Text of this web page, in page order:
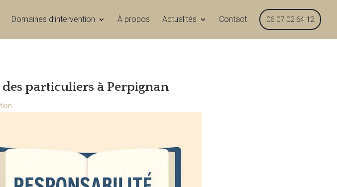
Domaines d’intervention À propos Actualités Contact 06 07 02 64 12
particuliers à Perpignan